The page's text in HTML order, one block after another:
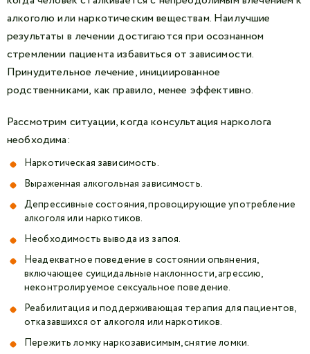
алкоголю или наркотическим веществам. Наилучшие
результаты в лечении достигаются при осознанном
стремлении пациента избавиться от зависимости.
Принудительное лечение, инициированное
родственниками, как правило, менее эффективно.
Рассмотрим ситуации, когда консультация нарколога
необходима:
Наркотическая зависимость.
Выраженная алкогольная зависимость.
Депрессивные состояния, провоцирующие употребление
алкоголя или наркотиков.
Необходимость вывода из запоя.
Неадекватное поведение в состоянии опьянения,
включающее суицидальные наклонности, агрессию,
неконтролируемое сексуальное поведение.
Реабилитация и поддерживающая терапия для пациентов,
отказавшихся от алкоголя или наркотиков.
Пережить ломку наркозависимым, снятие ломки.